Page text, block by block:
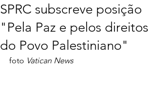
SPRC subscreve posição
"Pela Paz e pelos direitos
do Povo Palestiniano"
foto Vatican News